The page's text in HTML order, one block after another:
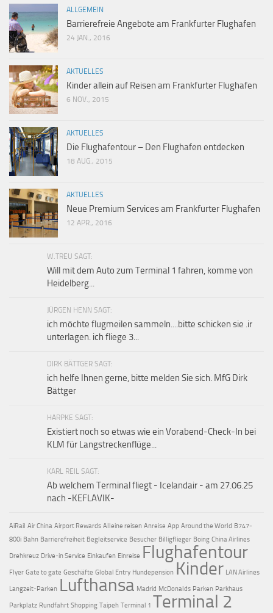
ALLGEMEIN
Barrierefreie Angebote am Frankfurter Flughafen
24 JAN., 2016
AKTUELLES
Kinder allein auf Reisen am Frankfurter Flughafen
6 NOV., 2015
AKTUELLES
Die Flughafentour – Den Flughafen entdecken
18 AUG., 2015
AKTUELLES
Neue Premium Services am Frankfurter Flughafen
12 APR., 2016
W.TREU SAGT:
Will mit dem Auto zum Terminal 1 fahren, komme von
Heidelberg...
JÜRGEN HENN SAGT:
ich möchte flugmeilen sammeln....bitte schicken sie .ir
unterlagen. ich fliege 3...
DIRK BÄTTGER SAGT:
ich helfe Ihnen gerne, bitte melden Sie sich. MfG Dirk
Bättger
HARPKE SAGT:
Existiert noch so etwas wie ein Vorabend-Check-In bei
KLM für Langstreckenflüge...
KARL REIL SAGT:
Ab welchem Terminal fliegt - Icelandair - am 27.06.25
nach -KEFLAVIK-
AiRail Air China Airport Rewards Alleine reisen Anreise App Around the World B747-
800i Bahn Barrierefreiheit Begleitservice Besucher Billigflieger Boing China Airlines
Drehkreuz Drive-in Service Einkaufen Einreise Flughafentour
Flyer Gate to gate Geschäfte Global Entry Hundepension Kinder LAN Airlines
Langzeit-Parken Lufthansa Madrid McDonalds Parken Parkhaus
Parkplatz Rundfahrt Shopping Taipeh Terminal 1 Terminal 2